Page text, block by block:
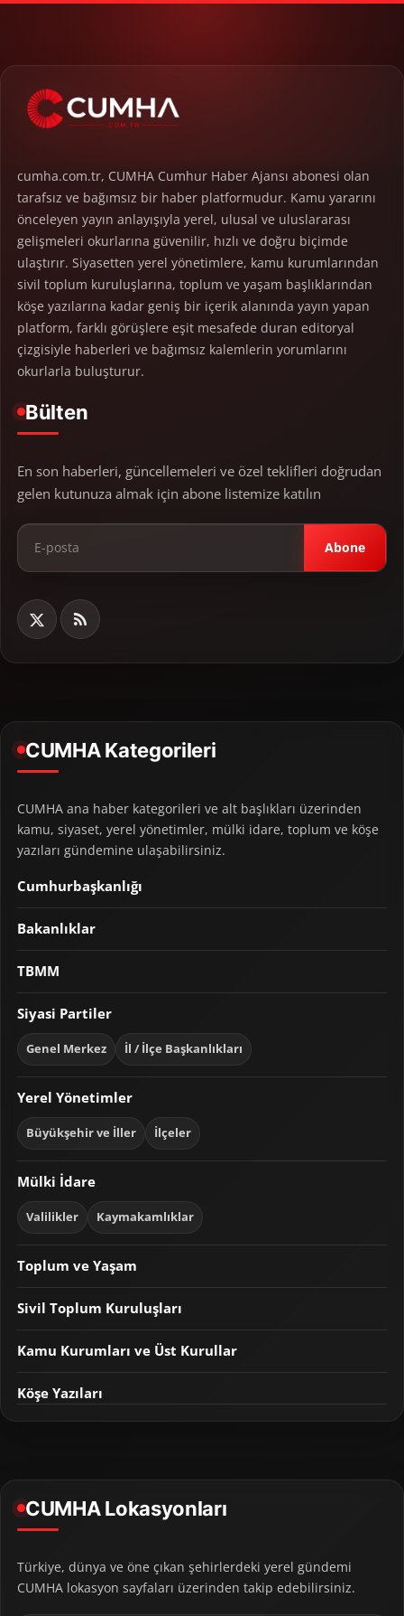
cumha.com.tr, CUMHA Cumhur Haber Ajansı abonesi olan
tarafsız ve bağımsız bir haber platformudur. Kamu yararını
önceleyen yayın anlayışıyla yerel, ulusal ve uluslararası
gelişmeleri okurlarına güvenilir, hızlı ve doğru biçimde
ulaştırır. Siyasetten yerel yönetimlere, kamu kurumlarından
sivil toplum kuruluşlarına, toplum ve yaşam başlıklarından
köşe yazılarına kadar geniş bir içerik alanında yayın yapan
platform, farklı görüşlere eşit mesafede duran editoryal
çizgisiyle haberleri ve bağımsız kalemlerin yorumlarını
okurlarla buluşturur.
Bülten
En son haberleri, güncellemeleri ve özel teklifleri doğrudan
gelen kutunuza almak için abone listemize katılın
Abone
CUMHA Kategorileri
CUMHA ana haber kategorileri ve alt başlıkları üzerinden
kamu, siyaset, yerel yönetimler, mülki idare, toplum ve köşe
yazıları gündemine ulaşabilirsiniz.
Cumhurbaşkanlığı
Bakanlıklar
TBMM
Siyasi Partiler
Genel Merkez İl / İlçe Başkanlıkları
Yerel Yönetimler
Büyükşehir ve İller İlçeler
Mülki İdare
Valilikler Kaymakamlıklar
Toplum ve Yaşam
Sivil Toplum Kuruluşları
Kamu Kurumları ve Üst Kurullar
Köşe Yazıları
CUMHA Lokasyonları
Türkiye, dünya ve öne çıkan şehirlerdeki yerel gündemi
CUMHA lokasyon sayfaları üzerinden takip edebilirsiniz.